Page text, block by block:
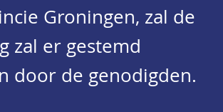
Groningen, zal de
zal er gestemd
door de genodigden.